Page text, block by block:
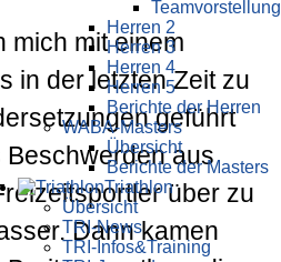
Teamvorstellung
Herren 2
Herren 3
Herren 4
Herren 5
Berichte der Herren
WABA-Masters
Übersicht
Berichte der Masters
Triathlon
Übersicht
TRI-News
TRI-Infos&Training
mich mit einem
in der letzten Zeit zu
geführt
Beschwerden aus
über zu
Dann kamen